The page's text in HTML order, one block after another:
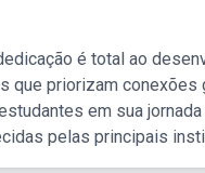
é total ao
que priorizam conexões
em sua
pelas principais